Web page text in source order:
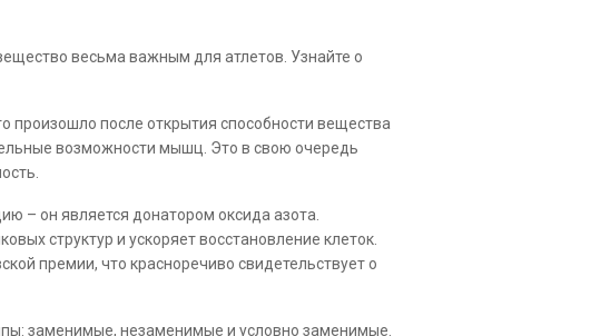
весьма важным для атлетов. Узнайте о
после открытия способности вещества
возможности мышц. Это в свою очередь
– он является донатором оксида азота.
структур и ускоряет восстановление клеток.
премии, что красноречиво свидетельствует о
заменимые, незаменимые и условно заменимые.